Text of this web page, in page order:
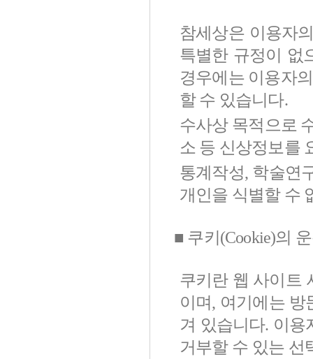
참세상은 이용자
특별한 규정이 없
경우에는 이용자
할 수 있습니다.
수사상 목적으로
소 등 신상정보를
통계작성, 학술연
개인을 식별할 수
■ 쿠키(Cookie)의
쿠키란 웹 사이트
이며, 여기에는
겨 있습니다. 이
거부할 수 있는 선